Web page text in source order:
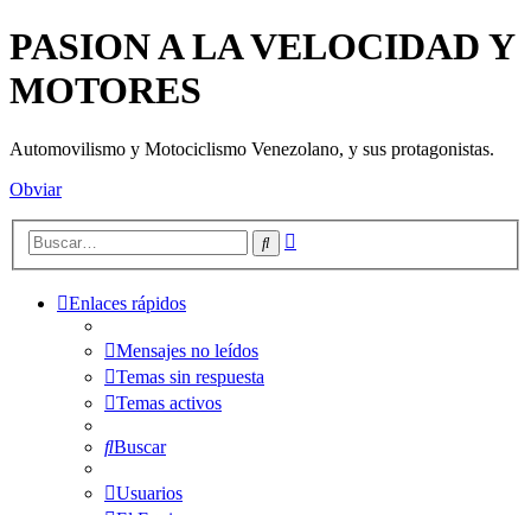
PASION A LA VELOCIDAD Y
MOTORES
Automovilismo y Motociclismo Venezolano, y sus protagonistas.
Obviar
Buscar
Enlaces rápidos
Mensajes no leídos
Temas sin respuesta
Temas activos
Buscar
Usuarios